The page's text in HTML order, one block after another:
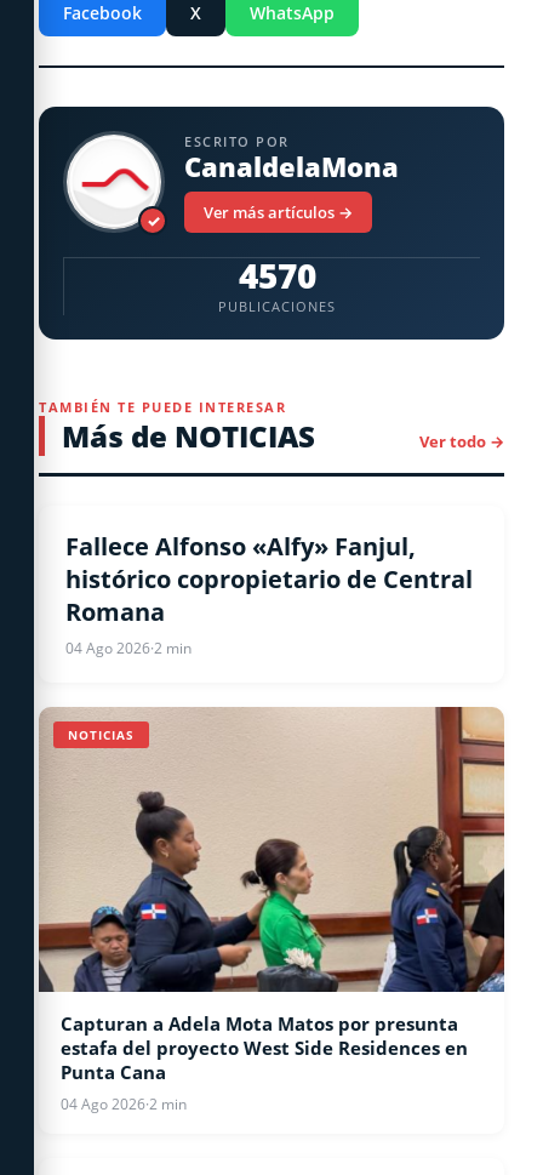
Facebook X WhatsApp
✓
ESCRITO POR
CanaldelaMona
Ver más artículos →
4570
PUBLICACIONES
TAMBIÉN TE PUEDE INTERESAR
Más de NOTICIAS Ver todo →
NACIONALES
Fallece Alfonso «Alfy» Fanjul,
histórico copropietario de Central
Romana
04 Ago 2026·2 min
NOTICIAS
Capturan a Adela Mota Matos por presunta
estafa del proyecto West Side Residences en
Punta Cana
04 Ago 2026·2 min